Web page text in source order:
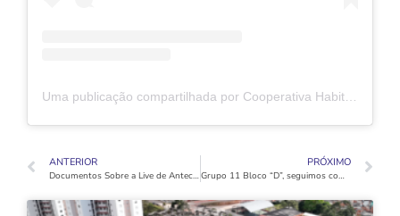
ANTERIOR
Documentos Sobre a Live de Antecipação de Parcelas do Grupo 15 bloco “C”
PRÓXIMO
Grupo 11 Bloco “D”, seguimos com ritmo acelerado nas obras! Atualmente, está em execução a estrutura do 16º pavimento.